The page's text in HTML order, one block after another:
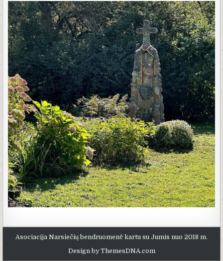
Asociacija Narsiečių bendruomenė kartu su Jumis nuo 2018 m.
Design by ThemesDNA.com